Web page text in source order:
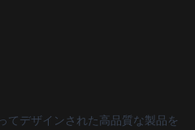
てデザインされた高品質な製品を